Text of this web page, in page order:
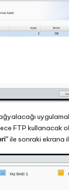
FTP kullanacak
ile sonraki ekrana